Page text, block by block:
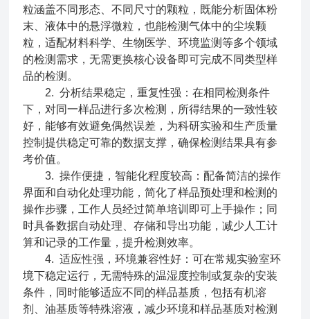
粒涵盖不同形态、不同尺寸的颗粒，既能分析固体粉
末、液体中的悬浮微粒，也能检测气体中的尘埃颗
粒，适配材料科学、生物医学、环境监测等多个领域
的检测需求，无需更换核心设备即可完成不同类型样
品的检测。
2. 分析结果稳定，重复性强：在相同检测条件
下，对同一样品进行多次检测，所得结果的一致性较
好，能够有效避免偶然误差，为科研实验和生产质量
控制提供稳定可靠的数据支撑，确保检测结果具有参
考价值。
3. 操作便捷，智能化程度较高：配备简洁的操作
界面和自动化处理功能，简化了样品预处理和检测的
操作步骤，工作人员经过简单培训即可上手操作；同
时具备数据自动处理、存储和导出功能，减少人工计
算和记录的工作量，提升检测效率。
4. 适应性强，环境兼容性好：可在常规实验室环
境下稳定运行，无需特殊的温湿度控制或复杂的安装
条件，同时能够适应不同的样品基质，包括有机溶
剂、油基质等特殊溶液，减少环境和样品基质对检测